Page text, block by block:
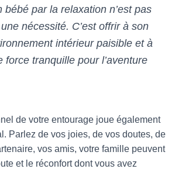
bébé par la relaxation n’est pas
nécessité. C’est offrir à son
intérieur paisible et à
force tranquille pour l’aventure
de votre entourage joue également
Parlez de vos joies, de vos doutes, de
vos amis, votre famille peuvent
et le réconfort dont vous avez